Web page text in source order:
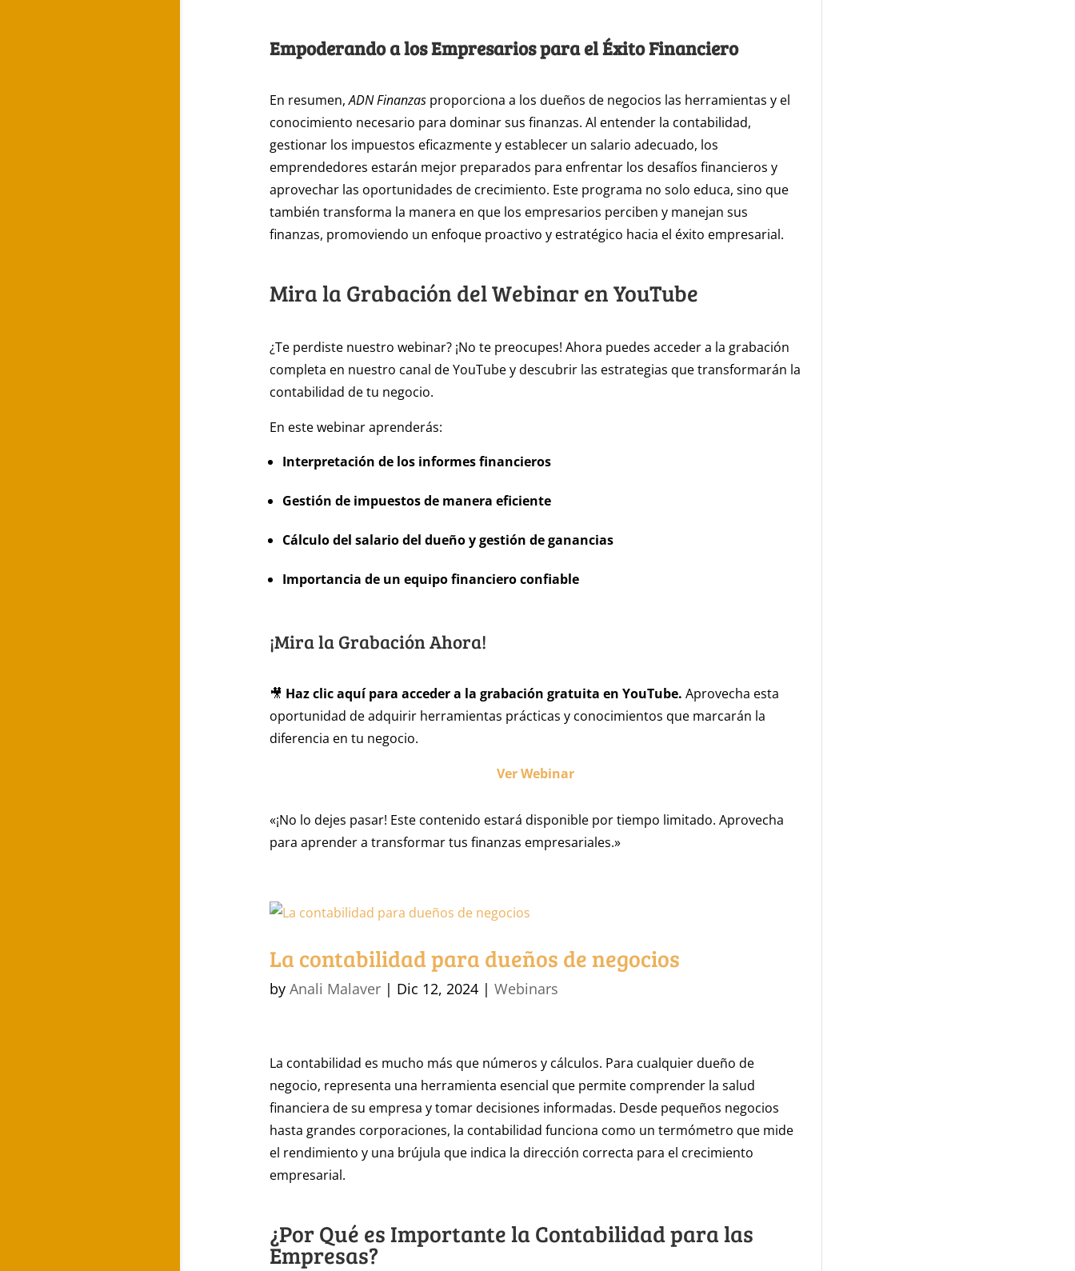
Empoderando a los Empresarios para el Éxito Financiero
En resumen,ADN Finanzasproporciona a los dueños de negocios las herramientas y el
conocimiento necesario para dominar sus finanzas. Al entender la contabilidad,
gestionar los impuestos eficazmente y establecer un salario adecuado, los
emprendedores estarán mejor preparados para enfrentar los desafíos financieros y
aprovechar las oportunidades de crecimiento. Este programa no solo educa, sino que
también transforma la manera en que los empresarios perciben y manejan sus
finanzas, promoviendo un enfoque proactivo y estratégico hacia el éxito empresarial.
Mira la Grabación del Webinar en YouTube
¿Te perdiste nuestro webinar? ¡No te preocupes! Ahora puedes acceder a la grabación
completa en nuestro canal de YouTube y descubrir las estrategias que transformarán la
contabilidad de tu negocio.
En este webinar aprenderás:
Interpretación de los informes financieros
Gestión de impuestos de manera eficiente
Cálculo del salario del dueño y gestión de ganancias
Importancia de un equipo financiero confiable
¡Mira la Grabación Ahora!
🎥 Haz clic aquí para acceder a la grabación gratuita en YouTube. Aprovecha esta
oportunidad de adquirir herramientas prácticas y conocimientos que marcarán la
diferencia en tu negocio.
Ver Webinar
«¡No lo dejes pasar! Este contenido estará disponible por tiempo limitado. Aprovecha
para aprender a transformar tus finanzas empresariales.»
La contabilidad para dueños de negocios
by Anali Malaver| Dic 12, 2024| Webinars
La contabilidad es mucho más que números y cálculos. Para cualquier dueño de
negocio, representa una herramienta esencial que permite comprender la salud
financiera de su empresa y tomar decisiones informadas. Desde pequeños negocios
hasta grandes corporaciones, la contabilidad funciona como un termómetro que mide
el rendimiento y una brújula que indica la dirección correcta para el crecimiento
empresarial.
¿Por Qué es Importante la Contabilidad para las
Empresas?